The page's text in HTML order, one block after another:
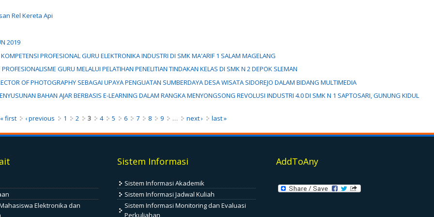
Rel Kereta Api
2019
PROFESIONAL GURU ELEKTRONIKA INDUSTRI DI SMK MA'ARIF 1 SALAM MAGELANG
GURU MELALUI PELATIHAN PENELITIAN TINDAKAN KELAS DI SMK N 2 DEPOK SLEMAN
OF PHOTOGRAPHY SEBAGAI UPAYA PENGUATAN SUMBERDAYA DESA WISATA SIDOREJO DALAM BIDANG MULTIMEDIA
BAHAN AJAR BERBASIS E-LEARNING DALAM RANGKA MENYONGSONG REVOLUSI INDUSTRI 4.0 DI SMK N 1 SAPTOSARI, GUNUNG KIDUL
« first ‹ previous 1 2 3 4 5 6 7 8 9 … next › last »
Elektronika dan
Sistem Informasi
Sistem Informasi Akademik
Sistem Informasi Jadwal Kuliah
Sistem Informasi Monitoring dan Evaluasi
Perkuliahan
AddToAny